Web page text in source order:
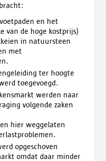
en het
van de hoge kostprijs)
in natuursteen
met
ter hoogte
toegevoegd.
werden naar
volgende zaken
hier weggelaten
opgeschoven
omdat daar minder